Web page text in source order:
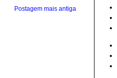
Postagem mais antiga